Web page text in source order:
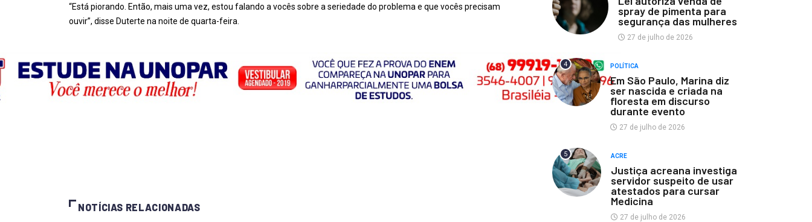
“Está piorando. Então, mais uma vez, estou falando a vocês sobre a seriedade do problema e que vocês precisam
ouvir”, disse Duterte na noite de quarta-feira.
NOTÍCIAS RELACIONADAS
spray de pimenta para
segurança das mulheres
27 de julho de 2026
4 POLÍTICA
Em São Paulo, Marina diz
ser nascida e criada na
floresta em discurso
durante evento
27 de julho de 2026
5 ACRE
Justiça acreana investiga
servidor suspeito de usar
atestados para cursar
Medicina
27 de julho de 2026